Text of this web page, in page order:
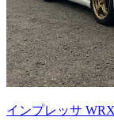
インプレッサ